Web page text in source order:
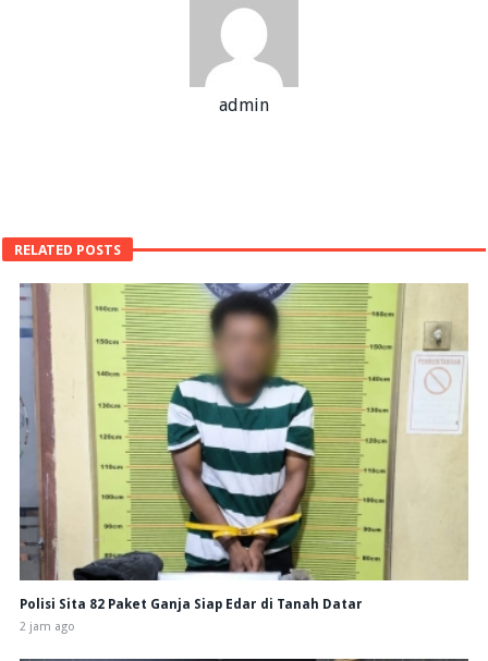
admin
RELATED POSTS
Polisi Sita 82 Paket Ganja Siap Edar di Tanah Datar
2 jam ago